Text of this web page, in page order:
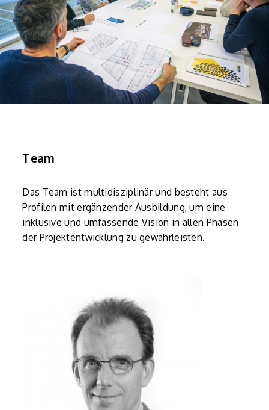
Team
Das Team ist multidisziplinär und besteht aus
Profilen mit ergänzender Ausbildung, um eine
inklusive und umfassende Vision in allen Phasen
der Projektentwicklung zu gewährleisten.